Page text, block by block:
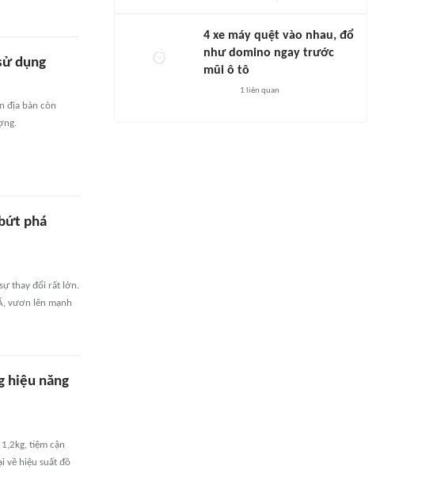
dụng
địa bàn còn
phá
thay đổi rất lớn.
vươn lên mạnh
hiệu năng
tiệm cận
về hiệu suất đồ
4 xe máy quệt vào nhau, đổ
như domino ngay trước
mũi ô tô
1 liên quan